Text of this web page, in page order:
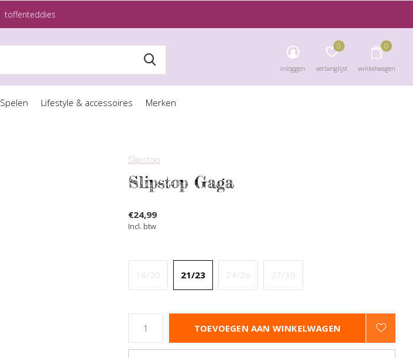
Spelen Lifestyle & accessoires Merken
inloggen verlanglijst
0
winkelwagen
0
toffenteddies
Slipstop
Slipstop Gaga
€24,99
Incl. btw
18/20 21/23 24/26 27/30
TOEVOEGEN AAN WINKELWAGEN